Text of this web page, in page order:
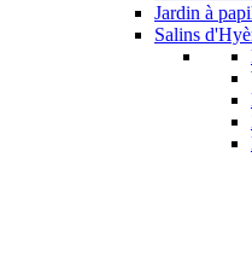
Jardin à
Salins